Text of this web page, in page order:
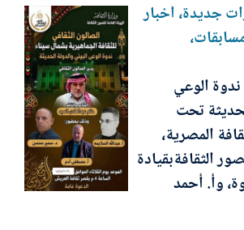
جديدة، أخبار
الوعي
تحت
المصرية،
الثقافةبقيادة
وأ. أحمد